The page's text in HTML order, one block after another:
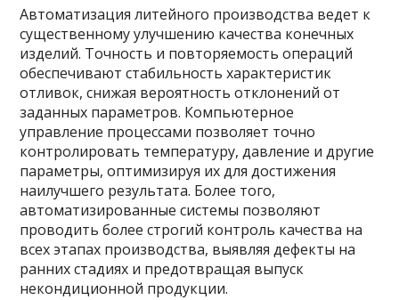
Автоматизация литейного производства ведет к
существенному улучшению качества конечных
изделий. Точность и повторяемость операций
обеспечивают стабильность характеристик
отливок, снижая вероятность отклонений от
заданных параметров. Компьютерное
управление процессами позволяет точно
контролировать температуру, давление и другие
параметры, оптимизируя их для достижения
наилучшего результата. Более того,
автоматизированные системы позволяют
проводить более строгий контроль качества на
всех этапах производства, выявляя дефекты на
ранних стадиях и предотвращая выпуск
некондиционной продукции.